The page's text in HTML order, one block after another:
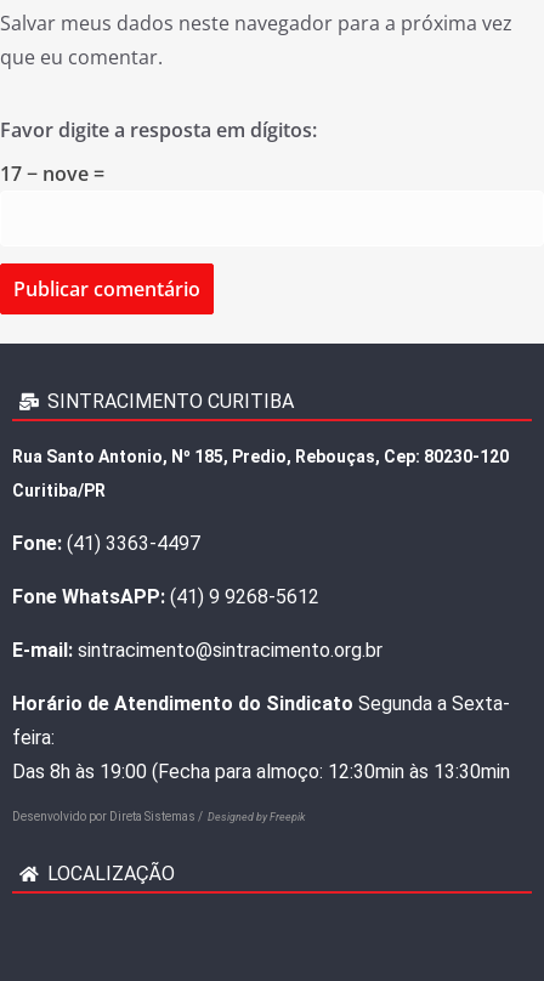
Salvar meus dados neste navegador para a próxima vez
que eu comentar.
Favor digite a resposta em dígitos:
17 − nove =
SINTRACIMENTO CURITIBA
Rua Santo Antonio, Nº 185, Predio, Rebouças, Cep: 80230-120
Curitiba/PR
Fone: (41) 3363-4497
Fone WhatsAPP: (41) 9 9268-5612
E-mail: sintracimento@sintracimento.org.br
Horário de Atendimento do Sindicato Segunda a Sexta-
feira:
Das 8h às 19:00 (Fecha para almoço: 12:30min às 13:30min
Desenvolvido por Direta Sistemas / Designed by Freepik
LOCALIZAÇÃO